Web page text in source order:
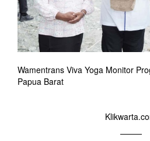
Wamentrans Viva Yoga Monitor
Papua Barat